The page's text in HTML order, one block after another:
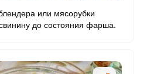
или мясорубки
до состояния фарша.